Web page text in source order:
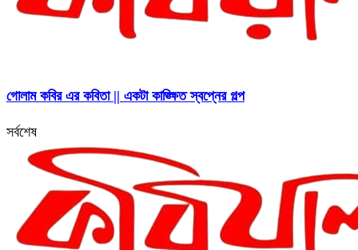
গোলাম কবির এর কবিতা || একটা কাঙ্ক্ষিত স্বপ্নের গল্প
সর্বশেষ